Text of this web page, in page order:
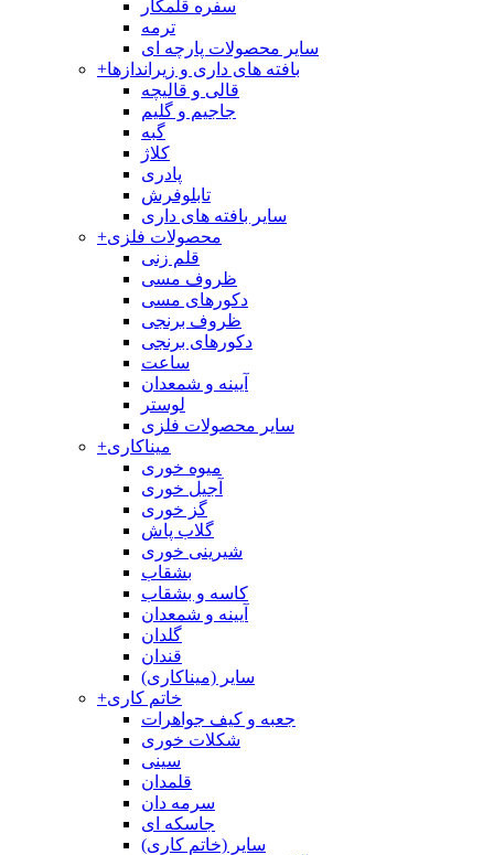
سفره قلمکار
ترمه
سایر محصولات پارچه ای
+بافته های داری و زیراندازها
قالی و قالیچه
جاجیم و گلیم
گبه
کلاژ
پادری
تابلوفرش
سایر بافته های داری
+محصولات فلزی
قلم زنی
ظروف مسی
دکورهای مسی
ظروف برنجی
دکورهای برنجی
ساعت
آیینه و شمعدان
لوستر
سایر محصولات فلزی
+میناکاری
میوه خوری
آجیل خوری
گز خوری
گلاب پاش
شیرینی خوری
بشقاب
کاسه و بشقاب
آیینه و شمعدان
گلدان
قندان
سایر (میناکاری)
+خاتم کاری
جعبه و کیف جواهرات
شکلات خوری
سینی
قلمدان
سرمه دان
جاسکه ای
سایر (خاتم کاری)